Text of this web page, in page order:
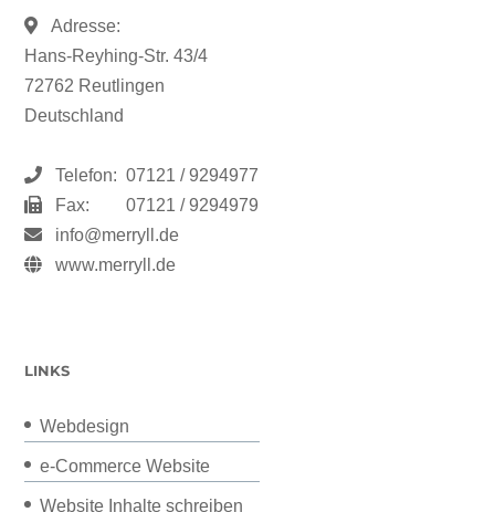
Adresse:
Hans-Reyhing-Str. 43/4
72762 Reutlingen
Deutschland
Telefon: 07121 / 9294977
Fax:
07121 / 9294979
info@merryll.de
www.merryll.de
LINKS
Webdesign
e-Commerce Website
Website Inhalte schreiben